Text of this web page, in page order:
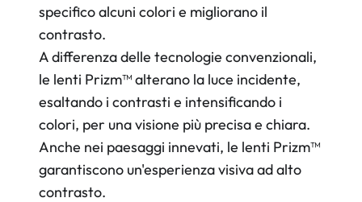
specifico alcuni colori e migliorano il
contrasto.
A differenza delle tecnologie convenzionali,
le lenti Prizm™ alterano la luce incidente,
esaltando i contrasti e intensificando i
colori, per una visione più precisa e chiara.
Anche nei paesaggi innevati, le lenti Prizm™
garantiscono un'esperienza visiva ad alto
contrasto.